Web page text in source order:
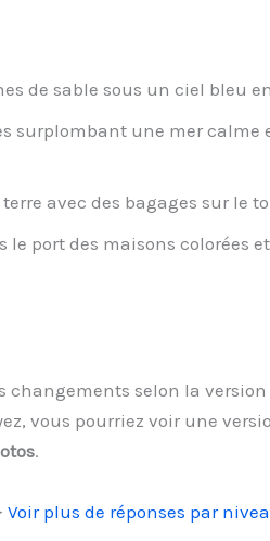
de sable sous un ciel bleu
surplombant une mer
avec des bagages sur le
port des maisons colorées
selon la version
vous pourriez voir une
.
Voir plus de réponses par